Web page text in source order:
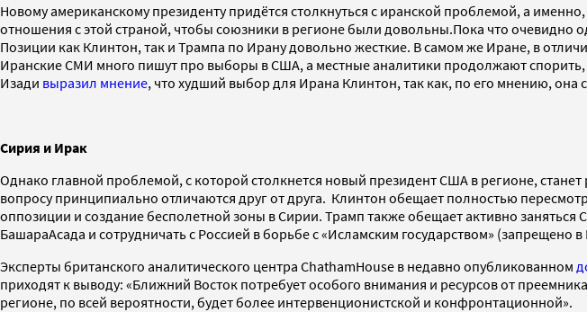
Новому американскому президенту придётся столкнуться с иранской проблемой, а
отношения с этой страной, чтобы союзники в регионе были довольны.Пока что очевидно
Позиции как Клинтон, так и Трампа по Ирану довольно жесткие. В самом же Иране, в
Иранские СМИ много пишут про выборы в США, а местные аналитики продолжают
Изади выразил мнение, что худший выбор для Ирана Клинтон, так как, по его мнению, она
Сирия и Ирак
Однако главной проблемой, с которой столкнется новый президент США в регионе,
вопросу принципиально отличаются друг от друга. Клинтон обещает полностью
оппозиции и создание бесполетной зоны в Сирии. Трамп также обещает активно заняться
БашараАсада и сотрудничать с Россией в борьбе с «Исламским государством» (запрещено в
Эксперты британского аналитического центра ChathamHouse в недавно опубликованном
приходят к выводу: «Ближний Восток потребует особого внимания и ресурсов от
регионе, по всей вероятности, будет более интервенционистской и конфронтационной».